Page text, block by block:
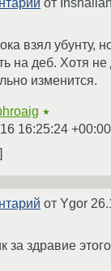
от Inshallah
взял убунту,
на деб. Хотя
изменится.
★
16:25:24 +00:00
от Ygor
за здравие